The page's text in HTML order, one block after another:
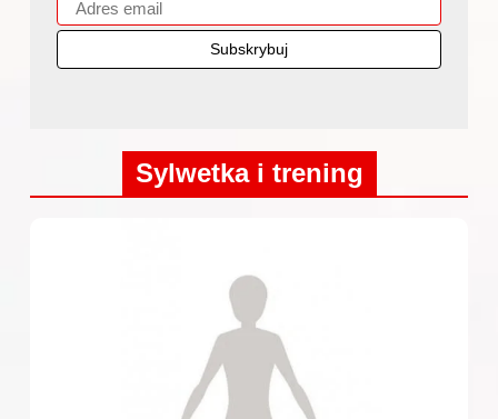
Sylwetka i trening